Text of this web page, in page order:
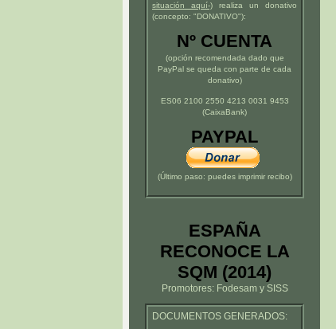
situación aquí-) realiza un donativo
(concepto: "DONATIVO"):
Nº CUENTA
(opción recomendada dado que
PayPal se queda con parte de cada
donativo)
ES06 2100 2550 4213 0031 9453
(CaixaBank)
PAYPAL
(Último paso: puedes imprimir recibo)
ESPAÑA
RECONOCE LA
SQM (2014)
Promotores: Fodesam y SISS
DOCUMENTOS GENERADOS: